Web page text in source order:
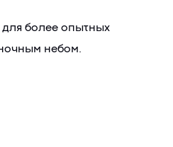
для более опытных
небом.